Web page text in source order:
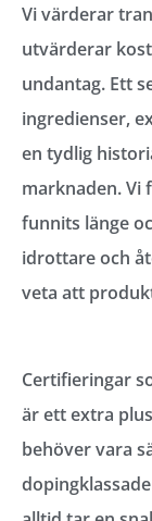
Vi värderar
utvärderar
undantag. Ett
ingredienser,
en tydlig
marknaden. Vi
funnits länge
idrottare och
veta att
Certifieringar
är ett extra
behöver vara